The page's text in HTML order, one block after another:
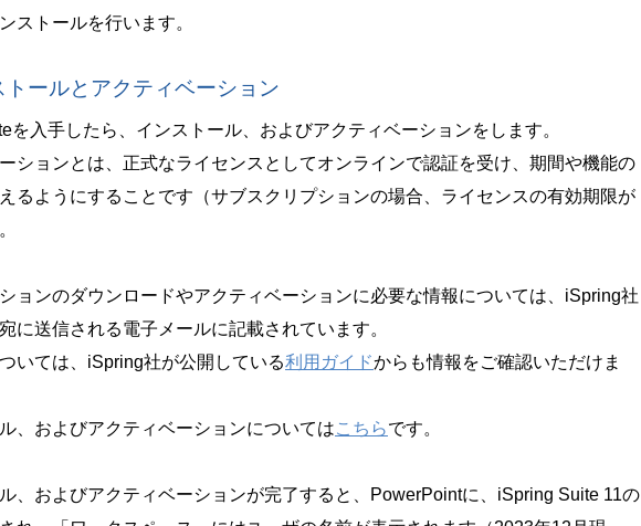
ストールを行います。
トールとアクティベーション
を入手したら、インストール、およびアクティベーションをします。
ションとは、正式なライセンスとしてオンラインで認証を受け、期間や機能の
るようにすることです（サブスクリプションの場合、ライセンスの有効期限が
ョンのダウンロードやアクティベーションに必要な情報については、iSpring社
に送信される電子メールに記載されています。
いては、iSpring社が公開している利用ガイドからも情報をご確認いただけま
、およびアクティベーションについてはこちらです。
、およびアクティベーションが完了すると、PowerPointに、iSpring Suite 11の